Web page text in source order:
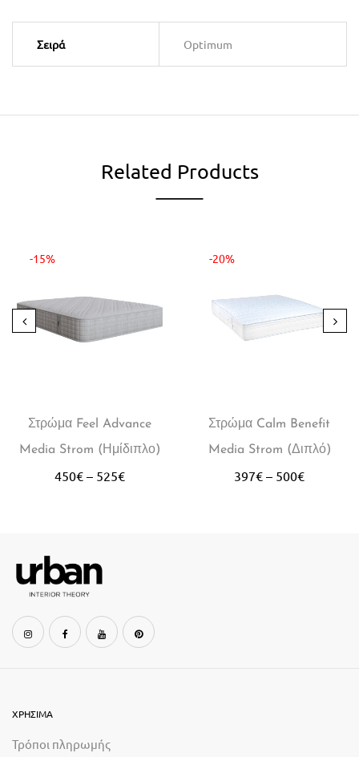
Σειρά Optimum
Related Products
-15%
Στρώμα Feel Advance
Media Strom (Ημίδιπλο)
450€ – 525€
-20%
Στρώμα Calm Benefit
Media Strom (Διπλό)
397€ – 500€
ΧΡΗΣΙΜΑ
Τρόποι πληρωμής